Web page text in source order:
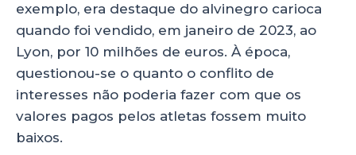
exemplo, era destaque do alvinegro carioca
quando foi vendido, em janeiro de 2023, ao
Lyon, por 10 milhões de euros. À época,
questionou-se o quanto o conflito de
interesses não poderia fazer com que os
valores pagos pelos atletas fossem muito
baixos.